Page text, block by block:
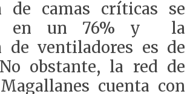
de camas críticas se
en un 76% y la
de ventiladores es de
obstante, la red de
cuenta con